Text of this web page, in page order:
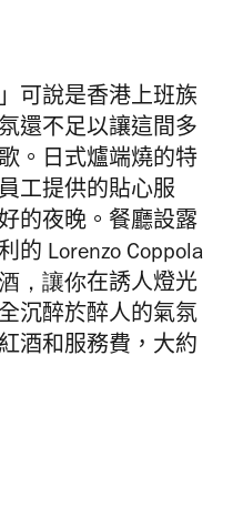
可說是香港上班族
還不足以讓這間多
。日式爐端燒的特
工提供的貼心服
的夜晚。 餐廳設露
的 Lorenzo Coppola
，讓你在誘人燈光
沉醉於醉人的氣氛
酒和服務費，大約